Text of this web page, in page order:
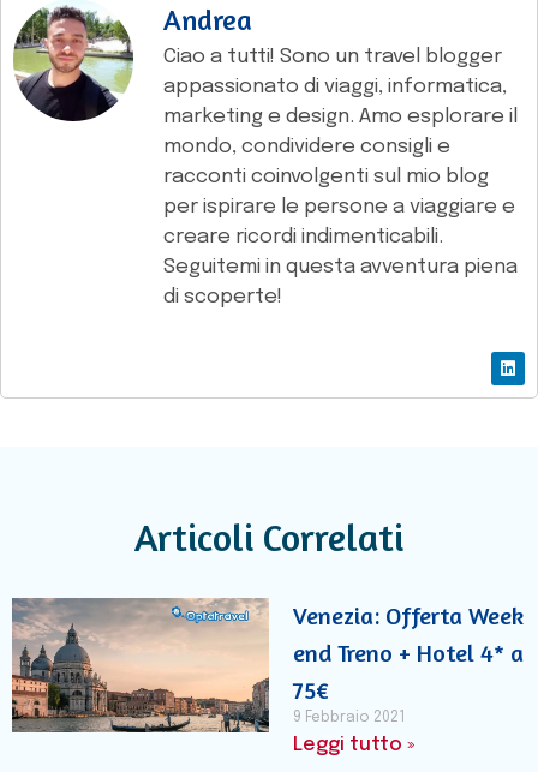
Andrea
Ciao a tutti! Sono un travel blogger
appassionato di viaggi, informatica,
marketing e design. Amo esplorare il
mondo, condividere consigli e
racconti coinvolgenti sul mio blog
per ispirare le persone a viaggiare e
creare ricordi indimenticabili.
Seguitemi in questa avventura piena
di scoperte!
Articoli Correlati
Venezia: Offerta Week
end Treno + Hotel 4* a
75€
9 Febbraio 2021
Leggi tutto »